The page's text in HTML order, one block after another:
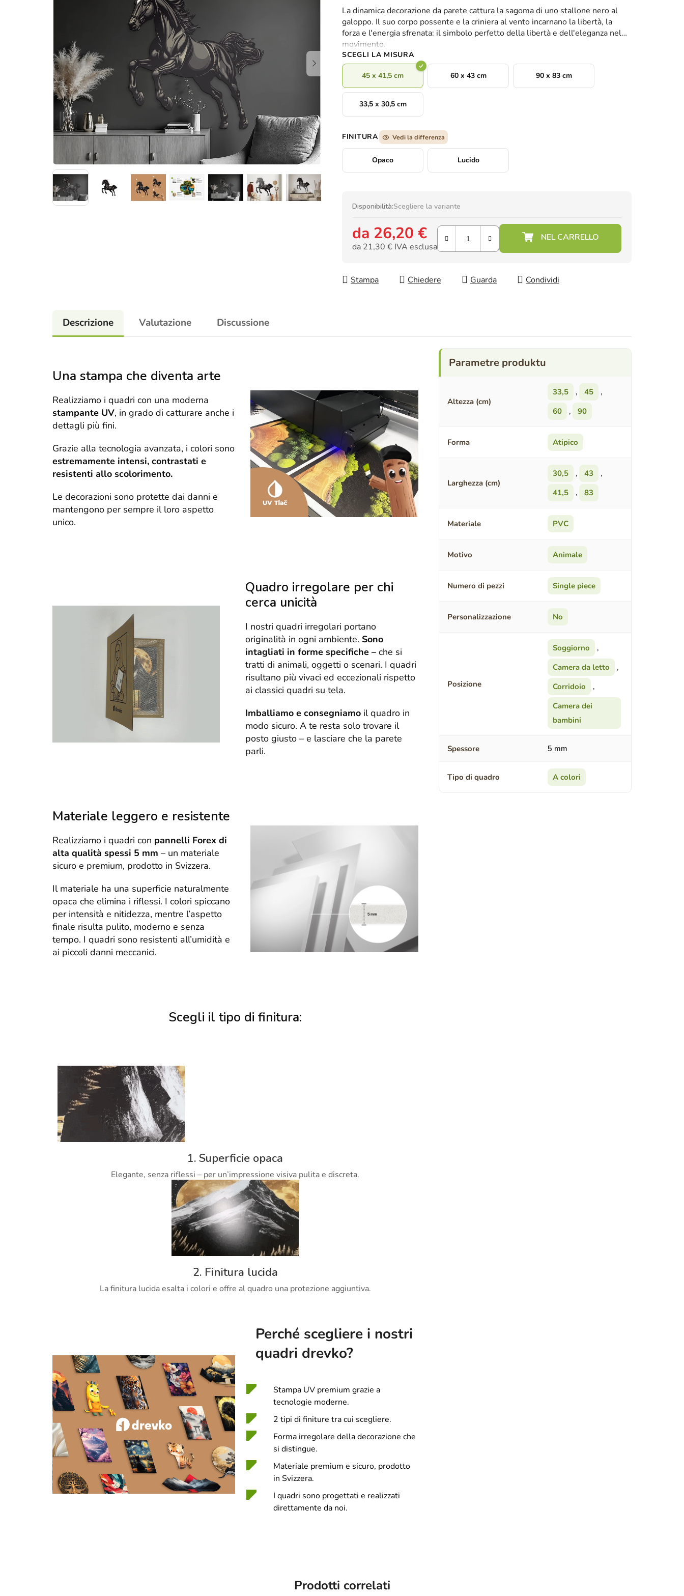
media
del
prodotto
è
0,0
su
stelle.
La dinamica decorazione da parete cattura la sagoma di uno stallone nero al
galoppo. Il suo corpo possente e la criniera al vento incarnano la libertà, la
forza e l'energia sfrenata: il simbolo perfetto della libertà e dell'eleganza nel
movimento.
SCEGLI LA MISURA
45 x 41,5 cm 60 x 43 cm 90 x 83 cm
33,5 x 30,5 cm
FINITURA Vedi la differenza
Opaco Lucido
Disponibilità:Scegliere la variante
da 26,20 €
da 21,30 € IVA esclusa
Stampa
Chiedere Guarda Condividi
Descrizione Valutazione Discussione
Una stampa che diventa arte
Realizziamo i quadri con una moderna
stampante UV, in grado di catturare anche i
dettagli più fini.
Grazie alla tecnologia avanzata, i colori sono
estremamente intensi, contrastati e
resistenti allo scolorimento.
Le decorazioni sono protette dai danni e
mantengono per sempre il loro aspetto
unico.
Quadro irregolare per chi
cerca unicità
I nostri quadri irregolari portano
originalità in ogni ambiente. Sono
intagliati in forme specifiche – che si
tratti di animali, oggetti o scenari. I quadri
risultano più vivaci ed eccezionali rispetto
ai classici quadri su tela.
Imballiamo e consegniamo il quadro in
modo sicuro. A te resta solo trovare il
posto giusto – e lasciare che la parete
parli.
Materiale leggero e resistente
Realizziamo i quadri con pannelli Forex di
alta qualità spessi 5 mm – un materiale
sicuro e premium, prodotto in Svizzera.
Il materiale ha una superficie naturalmente
opaca che elimina i riflessi. I colori spiccano
per intensità e nitidezza, mentre l’aspetto
finale risulta pulito, moderno e senza
tempo. I quadri sono resistenti all’umidità e
ai piccoli danni meccanici.
Scegli il tipo di finitura:
1. Superficie opaca
Elegante, senza riflessi – per un’impressione visiva pulita e discreta.
2. Finitura lucida
La finitura lucida esalta i colori e offre al quadro una protezione aggiuntiva.
Perché scegliere i nostri
quadri drevko?
Stampa UV premium grazie a
tecnologie moderne.
2 tipi di finiture tra cui scegliere.
Forma irregolare della decorazione che
si distingue.
Materiale premium e sicuro, prodotto
in Svizzera.
I quadri sono progettati e realizzati
direttamente da noi.
Altezza (cm)
33,5 , 45
,
60
, 90
Forma Atipico
Larghezza (cm)
30,5 , 43
,
41,5
, 83
Materiale PVC
Motivo Animale
Numero di pezzi Single piece
Personalizzazione No
Posizione
Soggiorno
,
Camera da letto
,
Corridoio
,
Camera dei
bambini
Spessore 5 mm
Tipo di quadro A colori
Prodotti correlati